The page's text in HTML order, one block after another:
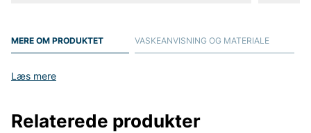
MERE OM PRODUKTET
Læs mere
VASKEANVISNING OG MATERIALE
Relaterede produkter